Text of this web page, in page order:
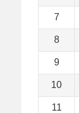
7
8
9
10
11